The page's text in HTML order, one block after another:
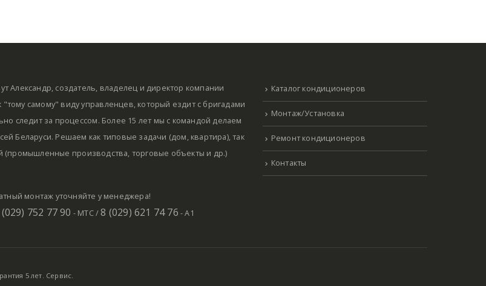
Александр, создатель, владелец и директор компании
"тому самому" виду управленцев, который ездит с бригадами
следит за процессом. Более 15 лет мы с командой делаем
Беларуси. Решаем как типовые задачи (дом, квартира), так
(промышленные производства, торговые объекты и др.)
Каталог кондиционеров
Монтаж/Установка
Ремонт кондиционеров
Контакты
монтаж уточняйте у менеджера!
752 77 90 - МТС /8 (029) 621 74 76 - А1
5 лет. Сервис.